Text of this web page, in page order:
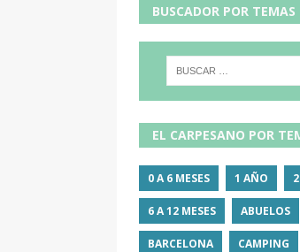
BUSCADOR POR TEMAS
EL CARPESANO POR
0 A 6 MESES 1 AÑO
6 A 12 MESES ABUELOS
BARCELONA CAMPING